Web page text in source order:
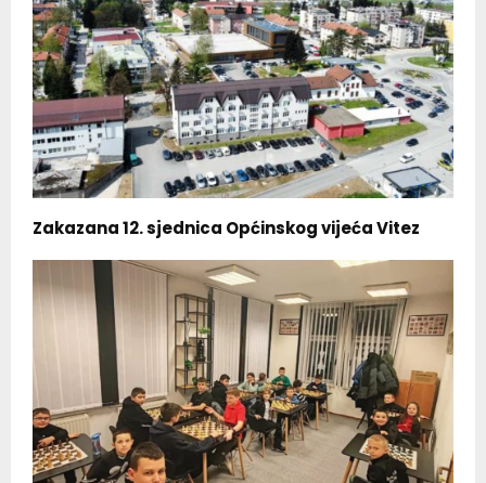
Zakazana 12. sjednica Općinskog vijeća Vitez